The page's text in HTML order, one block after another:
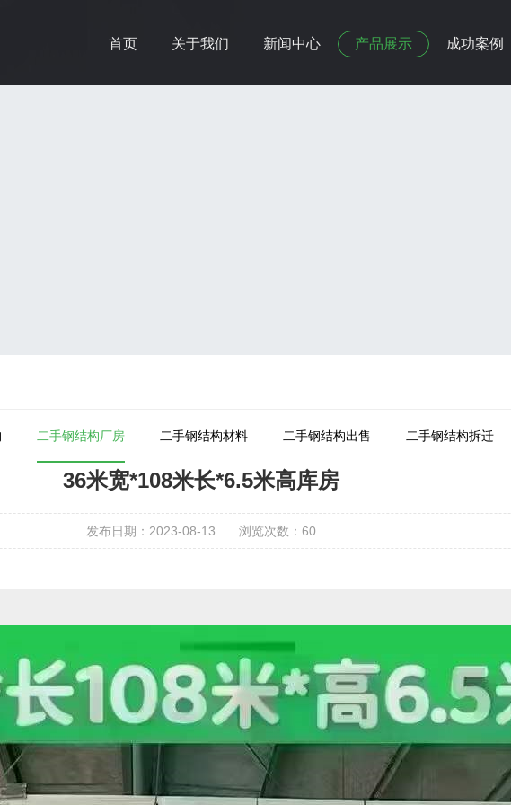
首页 关于我们 新闻中心 产品展示 成功案例
二手钢结构厂房 二手钢结构材料 二手钢结构出售 二手钢结构拆迁
36米宽*108米长*6.5米高库房
发布日期：2023-08-13 浏览次数： 60